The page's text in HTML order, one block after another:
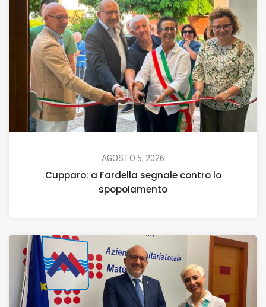
AGOSTO 5, 2026
Cupparo: a Fardella segnale contro lo
spopolamento